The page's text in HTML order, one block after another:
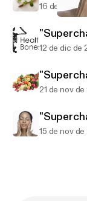
Exodus
16 de dic de
12 de dic de
21 de nov de
15 de nov de